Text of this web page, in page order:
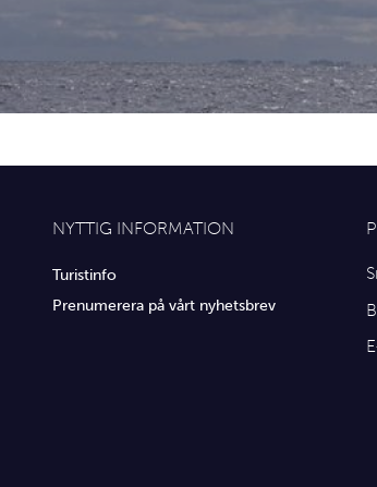
NYTTIG INFORMATION
Turistinfo
Prenumerera på vårt nyhetsbrev